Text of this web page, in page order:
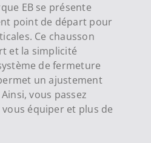
EB se présente
point de départ pour
Ce chausson
et la simplicité
de fermeture
un ajustement
vous passez
équiper et plus de